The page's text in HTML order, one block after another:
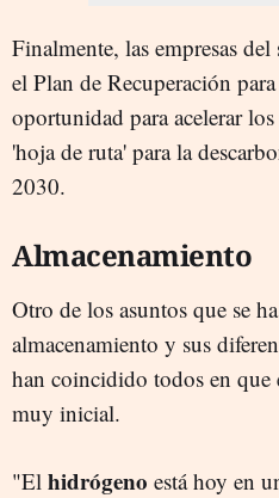
Finalmente, las empresas
el Plan de Recuperación
oportunidad para acelerar
'hoja de ruta' para la
2030.
Almacenamiento
Otro de los asuntos que se
almacenamiento y sus
han coincidido todos en que
muy inicial.
"El hidrógeno está hoy en